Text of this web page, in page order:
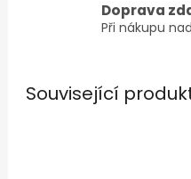
Doprava
Při nákupu
Související